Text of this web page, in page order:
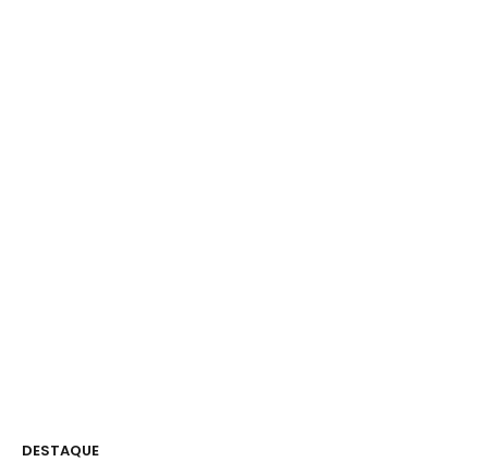
DESTAQUE